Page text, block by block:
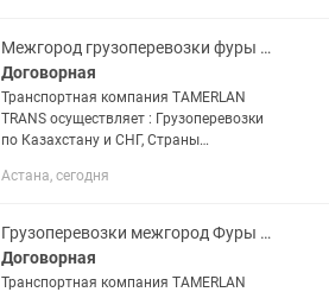
Межгород грузоперевозки фуры Тента площадки камазы
Договорная
Транспортная компания TAMERLAN
TRANS осуществляет : Грузоперевозки
по Казахстану и СНГ, Страны
Доставка груза отдельной машиной от
Астана, сегодня
Грузоперевозки межгород Фуры тентовки площадки камазы тралы
Договорная
Транспортная компания TAMERLAN